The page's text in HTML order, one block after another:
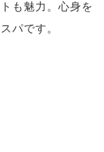
も魅力。心身を
パです。